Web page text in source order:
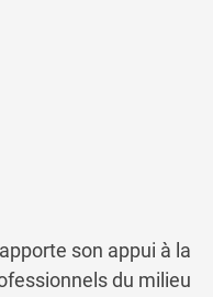
son appui à la
du milieu